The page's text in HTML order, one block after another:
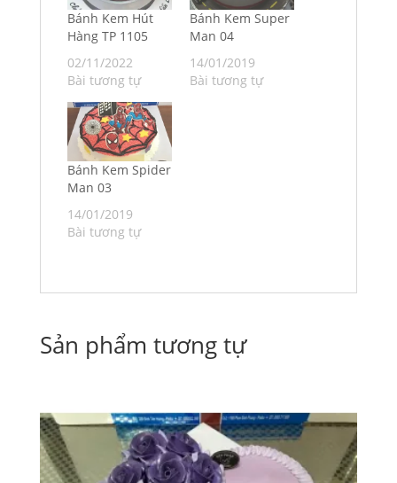
Bánh Kem Hút
Hàng TP 1105
02/11/2022
Bài tương tự
Bánh Kem Super
Man 04
14/01/2019
Bài tương tự
Bánh Kem Spider
Man 03
14/01/2019
Bài tương tự
Sản phẩm tương tự